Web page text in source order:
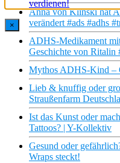
Anna von Klinski hat
verändert #ads #adhs
ADHS-Medikament
Geschichte von Ritalin
Mythos ADHS-Kind –
Lieb & knuffig oder
Straußenfarm
Ist das Kunst oder
Tattoos? | Y-Kollektiv
Gesund oder
Wraps steckt!
×